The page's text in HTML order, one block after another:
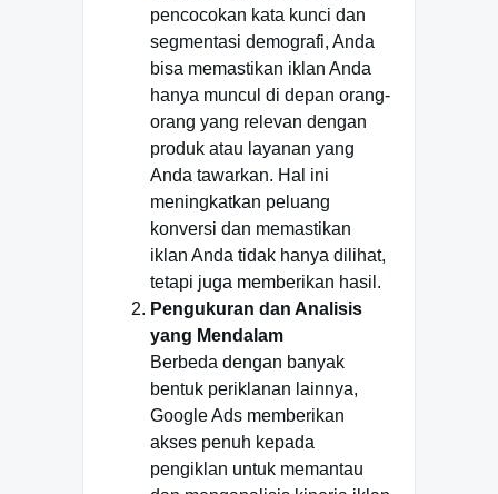
pencocokan kata kunci dan
segmentasi demografi, Anda
bisa memastikan iklan Anda
hanya muncul di depan orang-
orang yang relevan dengan
produk atau layanan yang
Anda tawarkan. Hal ini
meningkatkan peluang
konversi dan memastikan
iklan Anda tidak hanya dilihat,
tetapi juga memberikan hasil.
Pengukuran dan Analisis
yang Mendalam
Berbeda dengan banyak
bentuk periklanan lainnya,
Google Ads memberikan
akses penuh kepada
pengiklan untuk memantau